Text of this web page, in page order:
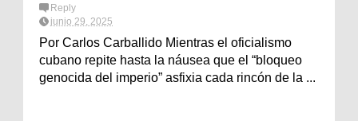
Reply
junio 29, 2025
Por Carlos Carballido Mientras el oficialismo
cubano repite hasta la náusea que el “bloqueo
genocida del imperio” asfixia cada rincón de la ...